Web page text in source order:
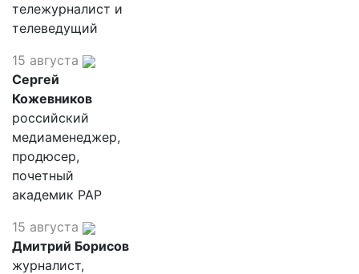
тележурналист и
телеведущий
15 августа
Сергей
Кожевников
российский
медиаменеджер,
продюсер,
почетный
академик РАР
15 августа
Дмитрий Борисов
журналист,